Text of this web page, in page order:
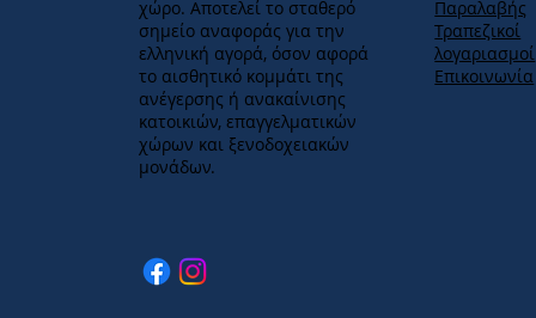
Παραλαβής
Τραπεζικοί
λογαριασμοί
Επικοινωνία
χώρο. Αποτελεί το σταθερό
σημείο αναφοράς για την
ελληνική αγορά, όσον αφορά
το αισθητικό κομμάτι της
ανέγερσης ή ανακαίνισης
κατοικιών, επαγγελματικών
χώρων και ξενοδοχειακών
μονάδων.